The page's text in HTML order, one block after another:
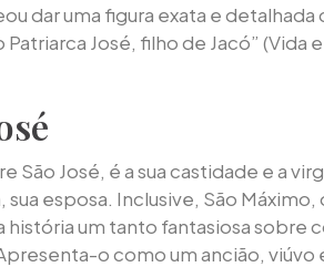
dar uma figura exata e detalhada
José, filho de Jacó” (Vida
José, é a sua castidade e a
esposa. Inclusive, São Máximo,
história um tanto fantasiosa sobre
o como um ancião, viúvo